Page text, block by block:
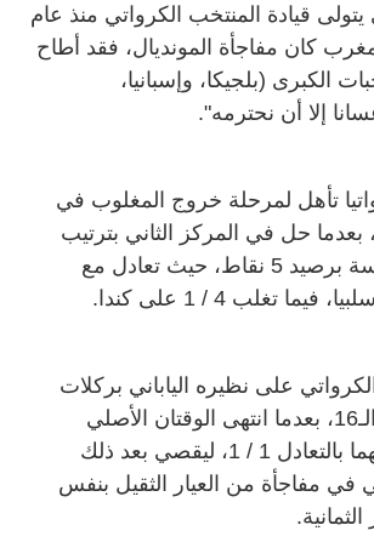
يتولى قيادة المنتخب الكرواتي منذ عام
المغرب كان مفاجأة المونديال، فقد أطاح
الكبرى (بلجيكا، وإسبانيا،
إلا أن نحترمه".
تأهل لمرحلة خروج المغلوب في
بعدما حل في المركز الثاني بترتيب
المجموعة السادسة برصيد 5 نقاط، حيث تعادل مع
تغلب 4 / 1 على كندا.
على نظيره الياباني بركلات
الترجيح في دور الـ16، بعدما انتهى الوقتان الأصلي
والإضافي لمباراتهما بالتعادل 1 / 1، ليقصي بعد ذلك
في مفاجأة من العيار الثقيل بنفس